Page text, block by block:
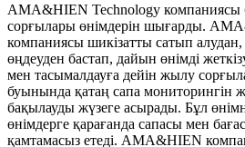
AMA&HIEN Technology компаниясы
сорғылары өнімдерін шығарды.
компаниясы шикізатты сатып
өңдеуден бастап, дайын өнімді
мен тасымалдауға дейін жылу
буынында қатаң сапа мониторингін
бақылауды жүзеге асырады. Бұл
өнімдерге қарағанда сапасы мен
қамтамасыз етеді. AMA&HIEN